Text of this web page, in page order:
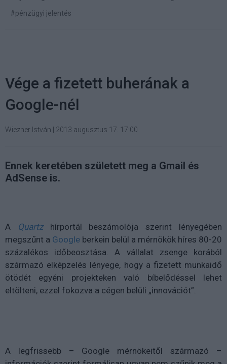
#pénzügyi jelentés
Vége a fizetett buherának a
Google-nél
Wiezner István 2013 augusztus 17. 17:00
Ennek keretében született meg a Gmail és
AdSense is.
A Quartzhírportál beszámolója szerint lényegében
megszűnt a Google berkein belül a mérnökök híres 80-20
százalékos időbeosztása. A vállalat zsenge korából
származó elképzelés lényege, hogy a fizetett munkaidő
ötödét egyéni projekteken való bíbelődéssel lehet
eltölteni, ezzel fokozva a cégen belüli „innovációt”.
A legfrissebb – Google mérnökeitől származó –